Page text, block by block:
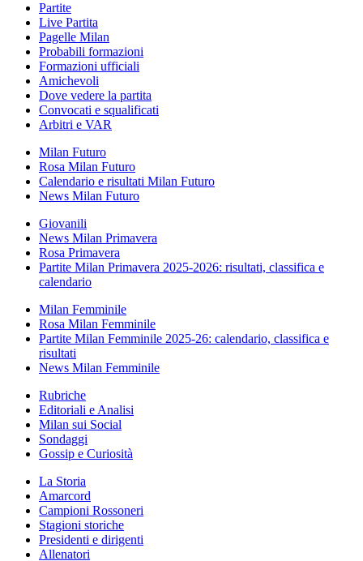
Partite
Live Partita
Pagelle Milan
Probabili formazioni
Formazioni ufficiali
Amichevoli
Dove vedere la partita
Convocati e squalificati
Arbitri e VAR
Milan Futuro
Rosa Milan Futuro
Calendario e risultati Milan Futuro
News Milan Futuro
Giovanili
News Milan Primavera
Rosa Primavera
Partite Milan Primavera 2025-2026: risultati, classifica e
calendario
Milan Femminile
Rosa Milan Femminile
Partite Milan Femminile 2025-26: calendario, classifica e
risultati
News Milan Femminile
Rubriche
Editoriali e Analisi
Milan sui Social
Sondaggi
Gossip e Curiosità
La Storia
Amarcord
Campioni Rossoneri
Stagioni storiche
Presidenti e dirigenti
Allenatori